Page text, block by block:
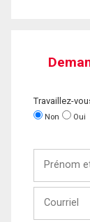
Travaillez-
Non Oui
Nom